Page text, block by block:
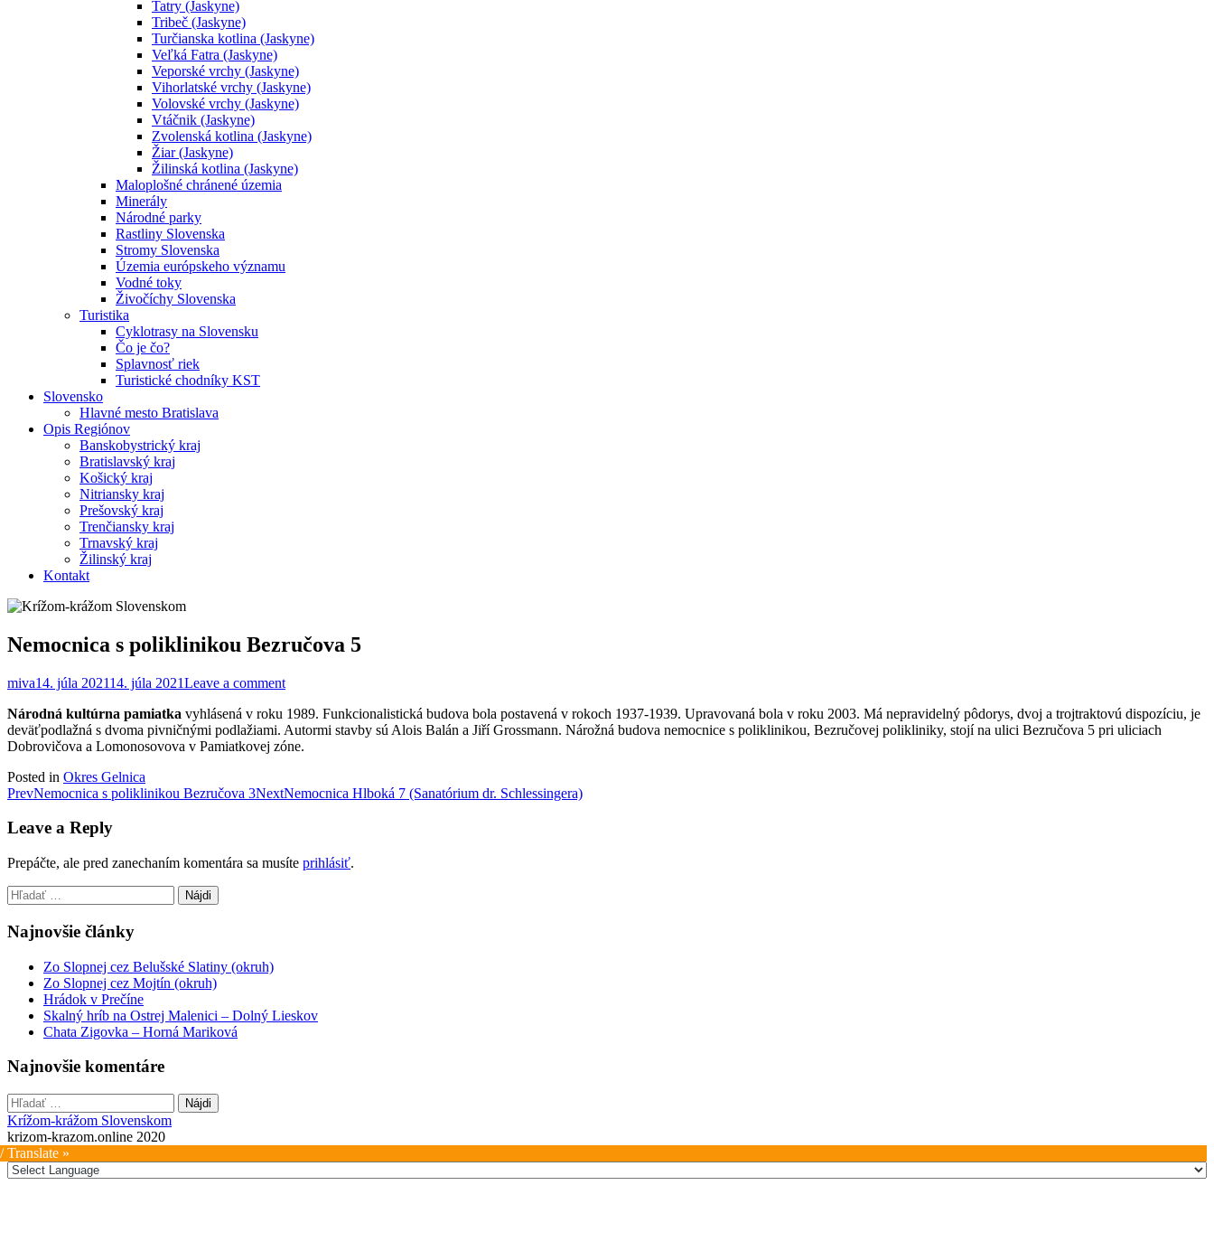
Tatry (Jaskyne)
Tribeč (Jaskyne)
Turčianska kotlina (Jaskyne)
Veľká Fatra (Jaskyne)
Veporské vrchy (Jaskyne)
Vihorlatské vrchy (Jaskyne)
Volovské vrchy (Jaskyne)
Vtáčnik (Jaskyne)
Zvolenská kotlina (Jaskyne)
Žiar (Jaskyne)
Žilinská kotlina (Jaskyne)
Maloplošné chránené územia
Minerály
Národné parky
Rastliny Slovenska
Stromy Slovenska
Územia európskeho významu
Vodné toky
Živočíchy Slovenska
Turistika
Cyklotrasy na Slovensku
Čo je čo?
Splavnosť riek
Turistické chodníky KST
Slovensko
Hlavné mesto Bratislava
Opis Regiónov
Banskobystrický kraj
Bratislavský kraj
Košický kraj
Nitriansky kraj
Prešovský kraj
Trenčiansky kraj
Trnavský kraj
Žilinský kraj
Kontakt
Nemocnica s poliklinikou Bezručova 5
miva14. júla 202114. júla 2021Leave a comment
Národná kultúrna pamiatka vyhlásená v roku 1989. Funkcionalistická budova bola postavená v rokoch 1937-1939. Upravovaná bola v roku 2003. Má nepravidelný pôdorys, dvoj a trojtraktovú dispozíciu, je
deväťpodlažná s dvoma pivničnými podlažiami. Autormi stavby sú Alois Balán a Jiří Grossmann. Nárožná budova nemocnice s poliklinikou, Bezručovej polikliniky, stojí na ulici Bezručova 5 pri uliciach
Dobrovičova a Lomonosovova v Pamiatkovej zóne.
Posted in Okres Gelnica
Post
navigation
PrevNemocnica s poliklinikou Bezručova 3NextNemocnica Hlboká 7 (Sanatórium dr. Schlessingera)
Leave a Reply
Prepáčte, ale pred zanechaním komentára sa musíte prihlásiť.
Hľadať:
Najnovšie články
Zo Slopnej cez Belušské Slatiny (okruh)
Zo Slopnej cez Mojtín (okruh)
Hrádok v Prečíne
Skalný hríb na Ostrej Malenici – Dolný Lieskov
Chata Zigovka – Horná Mariková
Najnovšie komentáre
Hľadať:
Krížom-krážom Slovenskom
krizom-krazom.online 2020
Translate »